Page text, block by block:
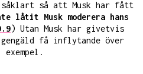
så att Musk har fått
låtit Musk moderera hans
) Utan Musk har givetvis
få inflytande över